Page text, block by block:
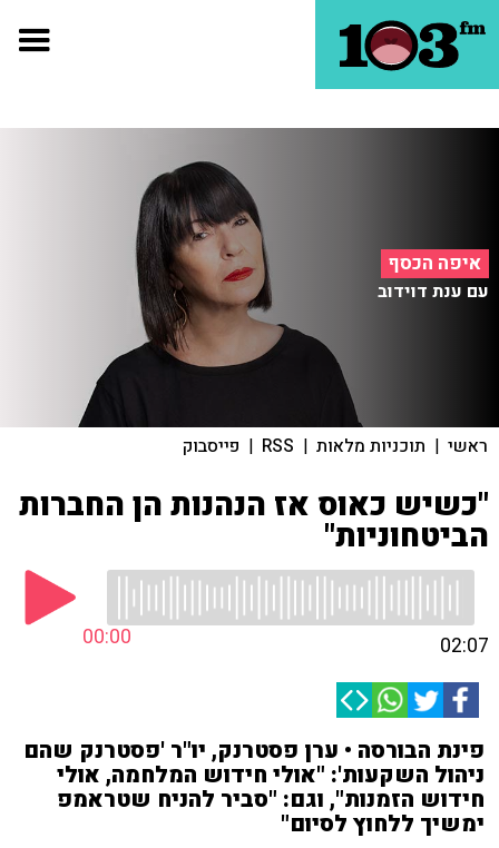
איפה הכסף
עם ענת דוידוב
ראשי | תוכניות מלאות |
RSS
| פייסבוק
"כשיש כאוס אז הנהנות הן החברות
הביטחוניות"
00:00 02:07
פינת הבורסה • ערן פסטרנק, יו"ר 'פסטרנק שהם
ניהול השקעות': "אולי חידוש המלחמה, אולי
חידוש הזמנות", וגם: "סביר להניח שטראמפ
ימשיך ללחוץ לסיום"